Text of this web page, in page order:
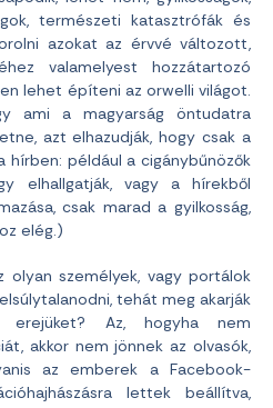
természeti katasztrófák és
azokat az érvvé változott,
valamelyest hozzátartozó
lehet építeni az orwelli világot.
ami a magyarság öntudatra
azt elhazudják, hogy csak a
például a cigánybűnözők
elhallgatják, vagy a hírekből
csak marad a gyilkosság,
elég.)
személyek, vagy portálok
tehát meg akarják
erejüket? Az, hogyha nem
akkor nem jönnek az olvasók,
az emberek a Facebook-
lettek beállítva,